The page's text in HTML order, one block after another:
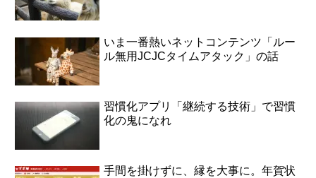
いま一番熱いネットコンテンツ「ルー
ル無用JCJCタイムアタック」の話
習慣化アプリ「継続する技術」で習慣
化の鬼になれ
手間を掛けずに、縁を大事に。年賀状